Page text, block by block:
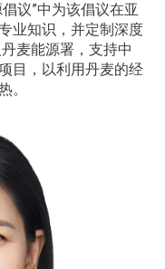
议”中为该倡议在亚
业知识，并定制深度
麦能源署，支持中
目，以利用丹麦的经
。